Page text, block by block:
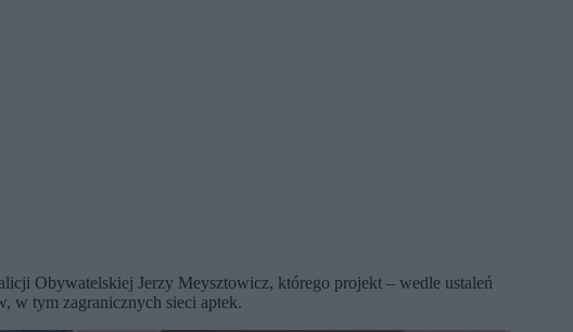
Obywatelskiej Jerzy Meysztowicz, którego projekt – wedle ustaleń
w tym zagranicznych sieci aptek.